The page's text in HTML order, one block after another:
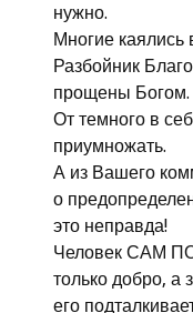
нужно.
Многие каялись
Разбойник
прощены Богом.
От темного в
приумножать.
А из Вашего
о
это неправда!
Человек САМ
только добро, а
его